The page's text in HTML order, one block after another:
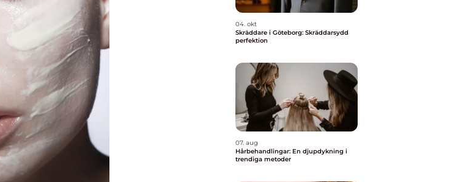
04. okt
Skräddare i Göteborg: Skräddarsydd
perfektion
07. aug
Hårbehandlingar: En djupdykning i
trendiga metoder